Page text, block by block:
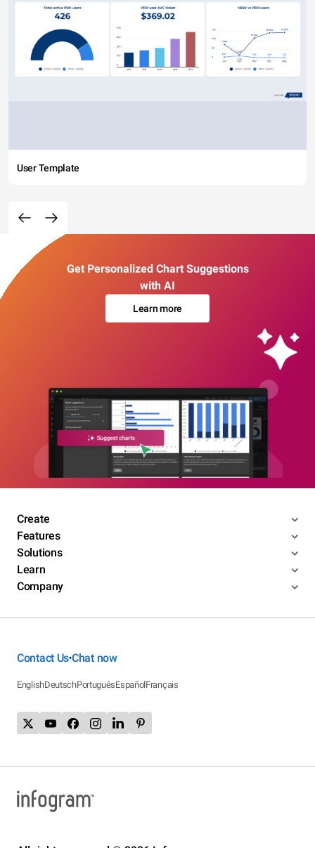
User Template
Get Personalized Chart Suggestions
with AI
Learn more
Create
Features
Solutions
Learn
Company
Contact Us•Chat now
EnglishDeutschPortuguêsEspañolFrançais